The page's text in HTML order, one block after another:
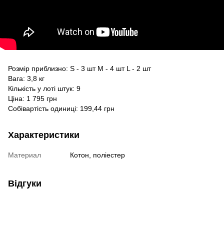
Розмір приблизно: S - 3 шт M - 4 шт L - 2 шт
Вага: 3,8 кг
Кількість у лоті штук: 9
Ціна: 1 795 грн
Собівартість одиниці: 199,44 грн
Характеристики
Материал Котон, поліестер
Відгуки